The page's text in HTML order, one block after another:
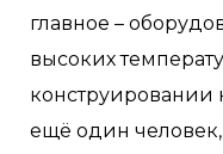
главное –
высоких
конструировании
ещё один